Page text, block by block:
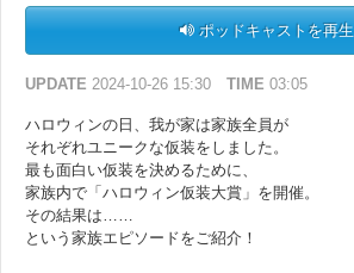
ポッドキャストを再生
UPDATE 2024-10-26 15:30 TIME 03:05
ハロウィンの日、我が家は家族全員が
それぞれユニークな仮装をしました。
最も面白い仮装を決めるために、
家族内で「ハロウィン仮装大賞」を開催。
その結果は……
という家族エピソードをご紹介！